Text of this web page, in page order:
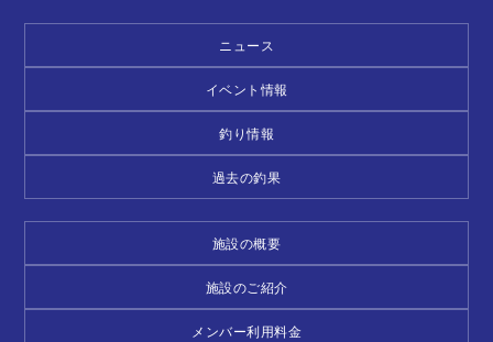
ニュース
イベント情報
釣り情報
過去の釣果
施設の概要
施設のご紹介
メンバー利用料金